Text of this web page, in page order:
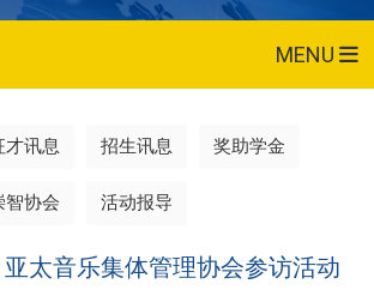
MENU
才讯息 招生讯息 奖助学金
智协会 活动报导
亚太音乐集体管理协会参访活动